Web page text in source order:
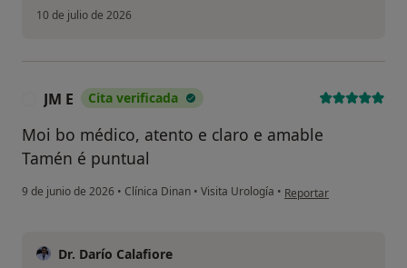
10 de julio de 2026
JM E Cita verificada
Moi bo médico, atento e claro e amable
Tamén é puntual
9 de junio de 2026 • Clínica Dinan • Visita Urología • en opinión del usuario
Reportar
Dr. Darío Calafiore